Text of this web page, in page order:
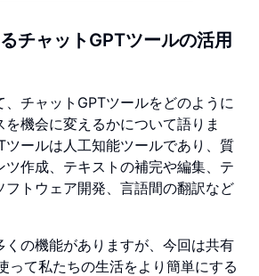
チャットGPTツールの活用
、チャットGPTツールをどのように
機会に変えるかについて語りま
ツールは人工知能ツールであり、質
ツ作成、テキストの補完や編集、テ
フトウェア開発、言語間の翻訳など
くの機能がありますが、今回は共有
って私たちの生活をより簡単にする